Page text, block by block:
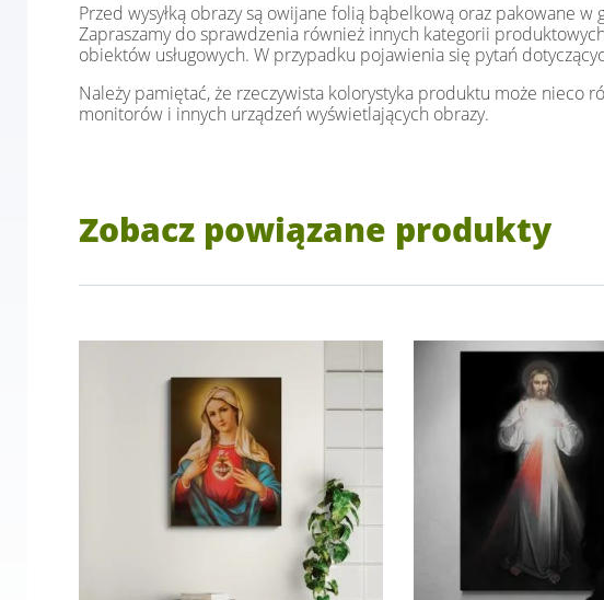
Przed wysyłką obrazy są owijane folią bąbelkową oraz pakowane
Zapraszamy do sprawdzenia również innych kategorii
obiektów usługowych. W przypadku pojawienia się pytań
Należy pamiętać, że rzeczywista kolorystyka produktu może nieco
monitorów i innych urządzeń wyświetlających obrazy.
Zobacz powiązane produkty